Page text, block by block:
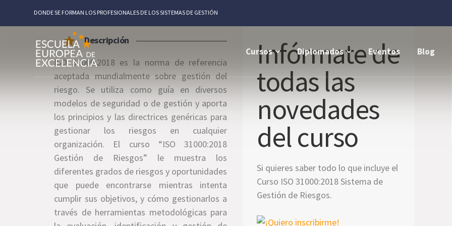
DONDE SE FORMAN LOS PROFESIONALES DE LOS SISTEMAS DE GESTIÓN
Cursos Diplomados Eventos Blog
Descripción
ISO 31000:2018 es la norma de referencia
aceptada mundialmente sobre gestión del
riesgo. Se utiliza como guía en diversos
modelos de seguridad o de gestión y aporta
los principios y las directrices genéricas para
gestionar los riesgos en cualquier
organización. El curso “ISO 31000:2018
Gestión de Riesgos” le muestra los
diferentes grados de riesgos y oportunidades
que puede encontrarse mientras intenta
cumplir sus objetivos, y cómo gestionarlos a
través de herramientas metodológicas para
Infórmate de
todas las
novedades
del curso
Si quieres saber todo lo que incluye el
Curso ISO 31000:2018 Sistema de
Gestión de Riesgos.